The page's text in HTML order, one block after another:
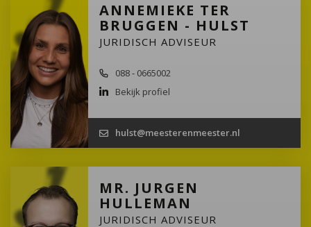
ANNEMIEKE TER
BRUGGEN - HULST
JURIDISCH ADVISEUR
088 - 0665002
Bekijk profiel
hulst@meesterenmeester.nl
MR. JURGEN
HULLEMAN
JURIDISCH ADVISEUR